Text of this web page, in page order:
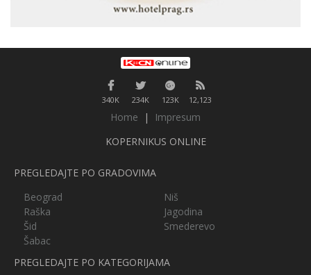
340K 234K 123K 12,123
Home |
Impresum
KOPERNIKUS ONLINE
PREGLEDAJTE PO GRADOVIMA
Beograd
Niš
Raška
Jagodina
Šid
Smederevo
Šabac
PREGLEDAJTE PO KATEGORIJAMA